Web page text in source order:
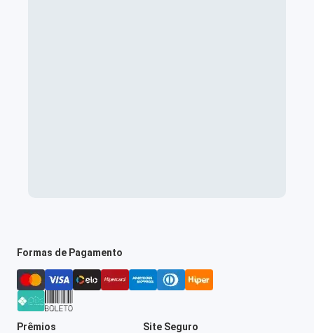
Formas de Pagamento
Prêmios Site Seguro